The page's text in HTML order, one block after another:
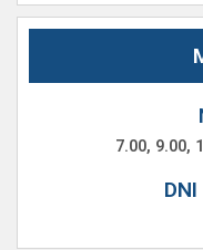
7.00, 9.00,
DNI